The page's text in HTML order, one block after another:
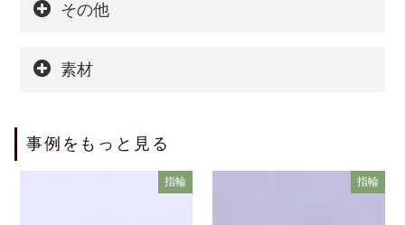
その他
素材
事例をもっと見る
指輪 指輪